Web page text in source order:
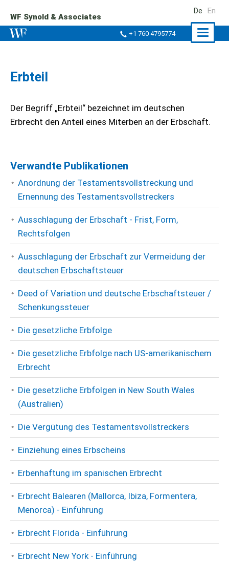
WF Synold & Associates
+1 760 4795774
De En
Erbteil
Der Begriff „Erbteil“ bezeichnet im deutschen
Erbrecht den Anteil eines Miterben an der Erbschaft.
Verwandte Publikationen
Anordnung der Testamentsvollstreckung und
Ernennung des Testamentsvollstreckers
Ausschlagung der Erbschaft - Frist, Form,
Rechtsfolgen
Ausschlagung der Erbschaft zur Vermeidung der
deutschen Erbschaftsteuer
Deed of Variation und deutsche Erbschaftsteuer /
Schenkungssteuer
Die gesetzliche Erbfolge
Die gesetzliche Erbfolge nach US-amerikanischem
Erbrecht
Die gesetzliche Erbfolgen in New South Wales
(Australien)
Die Vergütung des Testamentsvollstreckers
Einziehung eines Erbscheins
Erbenhaftung im spanischen Erbrecht
Erbrecht Balearen (Mallorca, Ibiza, Formentera,
Menorca) - Einführung
Erbrecht Florida - Einführung
Erbrecht New York - Einführung